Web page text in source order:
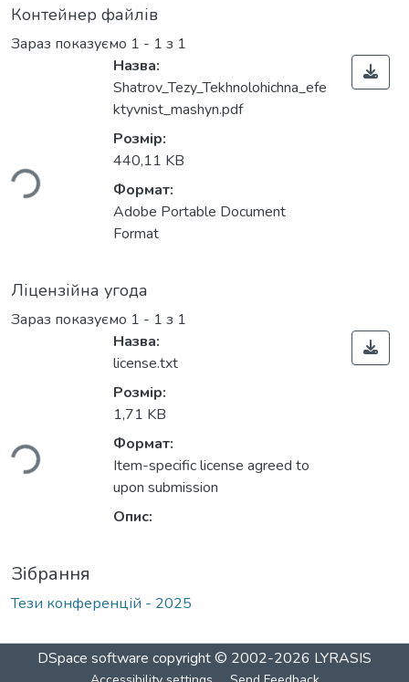
Контейнер файлів
Зараз показуємо 1 - 1 з 1
Назва:
Shatrov_Tezy_Tekhnolohichna_efe
ktyvnist_mashyn.pdf
Розмір:
440,11 KB
Формат:
Adobe Portable Document
Format
Ліцензійна угода
Зараз показуємо 1 - 1 з 1
Назва:
license.txt
Розмір:
1,71 KB
Формат:
Item-specific license agreed to
upon submission
Опис:
Зібрання
Тези конференцій - 2025
DSpace software copyright © 2002-2026 LYRASIS